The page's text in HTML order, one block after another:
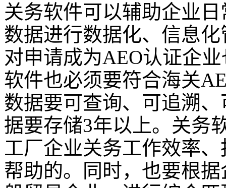
关务软件可以辅助企业
数据进行数据化、信息
对申请成为AEO认证企
软件也必须要符合海关
数据要可查询、可追溯
据要存储3年以上。关务
工厂企业关务工作效率
帮助的。同时，也要根